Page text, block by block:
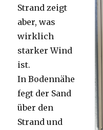
Strand zeigt
aber, was
wirklich
starker Wind
ist.
In Bodennähe
fegt der Sand
über den
Strand und